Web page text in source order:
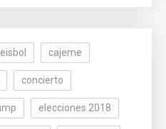
cajeme
concierto
elecciones 2018